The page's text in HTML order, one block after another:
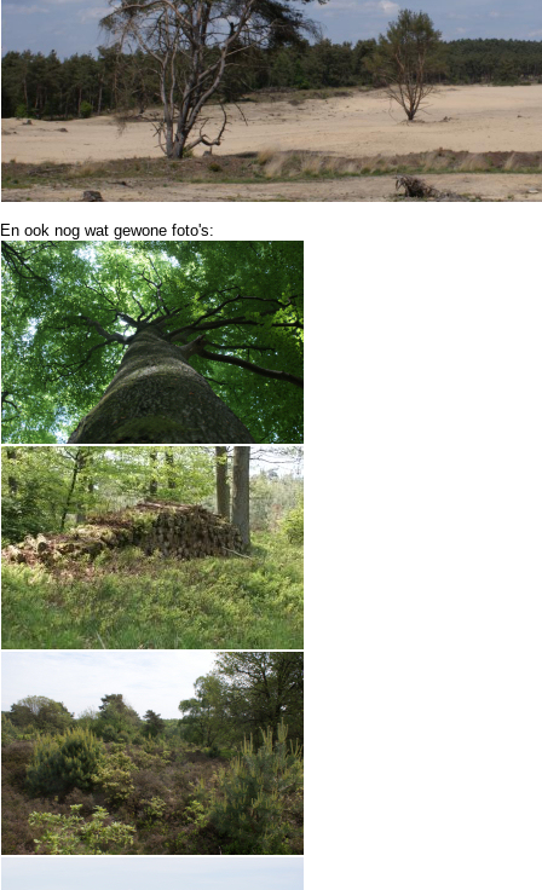
En ook nog wat gewone foto's: